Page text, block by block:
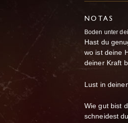
NOTAS
Boden unter
Hast du
wo ist deine
deiner Kraft
Lust in
Wie gut bist
schneidest